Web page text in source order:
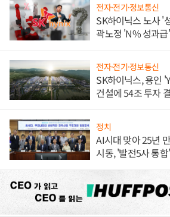
전자·전기·정보통신
SK하이닉스 노사 '
곽노정 'N% 성과
전자·전기·정보통신
SK하이닉스, 용인
건설에 54조 투자
정치
AI시대 맞아 25년
시동, '발전5사 통합